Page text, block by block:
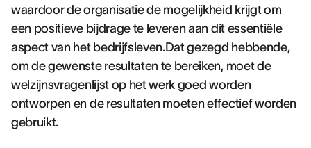
waardoor de organisatie de mogelijkheid krijgt om
een positieve bijdrage te leveren aan dit essentiële
aspect van het bedrijfsleven.Dat gezegd hebbende,
om de gewenste resultaten te bereiken, moet de
welzijnsvragenlijst op het werk goed worden
ontworpen en de resultaten moeten effectief worden
gebruikt.